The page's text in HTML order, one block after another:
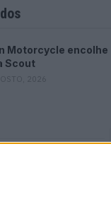
Motorcycle encolhe
Scout
2026
As